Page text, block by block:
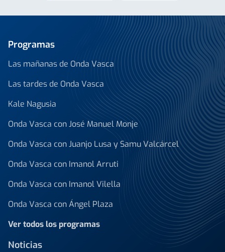
Programas
Las mañanas de Onda Vasca
Las tardes de Onda Vasca
Kale Nagusia
Onda Vasca con José Manuel Monje
Onda Vasca con Juanjo Lusa y Samu Valcárcel
Onda Vasca con Imanol Arruti
Onda Vasca con Imanol Vilella
Onda Vasca con Ángel Plaza
Ver todos los programas
Noticias